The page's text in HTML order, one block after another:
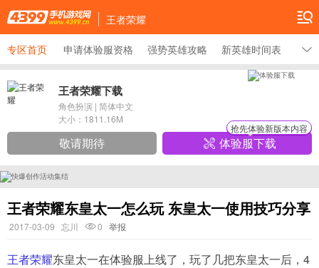
王者荣耀
专区首页 申请体验服资格 强势英雄攻略 新英雄时间表 最
王者荣耀下载
角色扮演 | 简体中文
大小： 1811.16M
敬请期待 体验服下载
抢先体验新版本内容
王者荣耀东皇太一怎么玩 东皇太一使用技巧分享
2017-03-09 忘川 0 举报
王者荣耀东皇太一在体验服上线了，玩了几把东皇太一后，4